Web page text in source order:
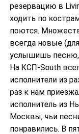
резервацию в
ходить по
поются.
всегда новые
услышишь песню,
На КСП-South
исполнители из
раз к нам
исполнитель из
Москвы, чьи
понравились. В